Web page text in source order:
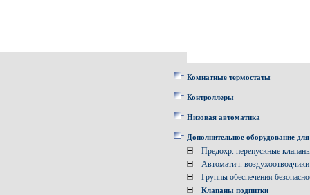
Комнатные термостаты
Контроллеры
Низовая автоматика
Дополнительное оборудование
Предохр. перепускные
Автоматич. воздухоотводчики
Группы обеспечения
Клапаны подпитки